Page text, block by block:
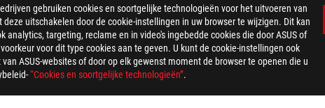
gebruiken cookies en soortgelijke technologieën voor het uitvoeren van
uitschakelen door de cookie-instellingen in uw browser te wijzigen. Dit kan
targeting, reclame en in video's ingebedde cookies die door ASUS of
voor dit type cookies aan te geven. U kunt de cookie-instellingen ook
ASUS-websites of door op elk gewenst moment de browser te openen die u
“Cookies en soortgelijke technologieën”.
FILTER > ROG STRIX B850-A GAMING WIFI GALLERY